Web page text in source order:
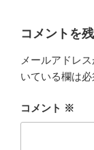
コメントを
メールアドレ
いている欄は
コメント ※